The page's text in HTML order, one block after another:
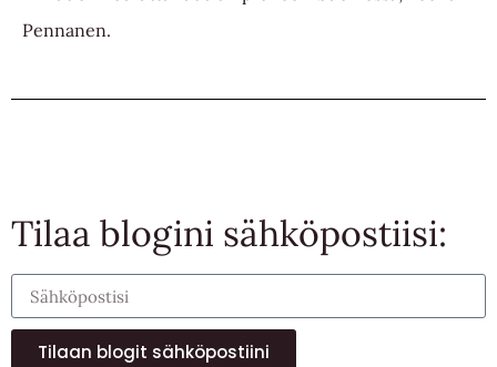
Pennanen.
Tilaa blogini sähköpostiisi:
Tilaan blogit sähköpostiini